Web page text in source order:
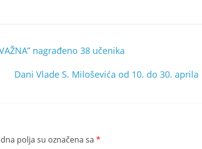
nagrađeno 38 učenika
Dani Vlade S. Miloševića od 10. do 30. aprila
polja su označena sa *